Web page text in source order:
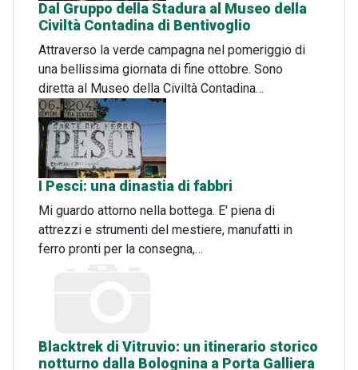
Dal Gruppo della Stadura al Museo della
Civiltà Contadina di Bentivoglio
Attraverso la verde campagna nel pomeriggio di
una bellissima giornata di fine ottobre. Sono
diretta al Museo della Civiltà Contadina…
I Pesci: una dinastia di fabbri
Mi guardo attorno nella bottega. E' piena di
attrezzi e strumenti del mestiere, manufatti in
ferro pronti per la consegna,…
Blacktrek di Vitruvio: un itinerario storico
notturno dalla Bolognina a Porta Galliera